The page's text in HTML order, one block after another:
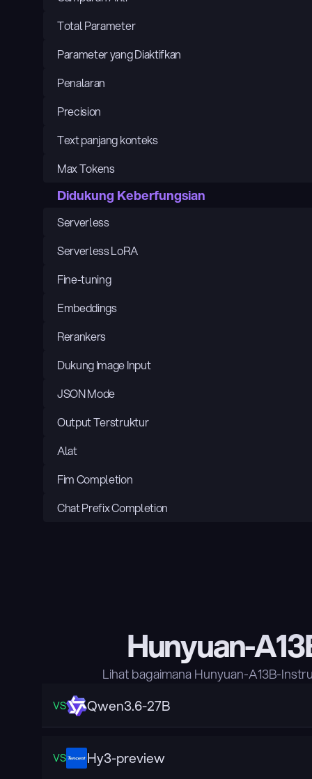
Total Parameter
Parameter yang Diaktifkan
Penalaran
Precision
Text panjang konteks
Max Tokens
Didukung Keberfungsian
Serverless
Serverless LoRA
Fine-tuning
Embeddings
Rerankers
Dukung Image Input
JSON Mode
Output Terstruktur
Alat
Fim Completion
Chat Prefix Completion
Hunyuan-
Lihat bagaimana Hunyuan-A13B-
VS Qwen3.6-27B
VS Hy3-preview